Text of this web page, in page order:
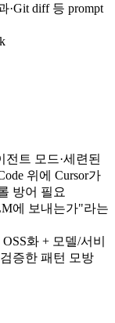
diff 등 prompt
전트 모드·세련된
위에 Cursor가
방어 필요
에 보내는가"라는
화 + 모델/서비
증한 패턴 모방